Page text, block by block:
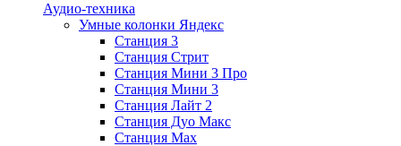
Аудио-техника
Умные колонки Яндекс
Станция 3
Станция Стрит
Станция Мини 3 Про
Станция Мини 3
Станция Лайт 2
Станция Дуо Макс
Станция Max